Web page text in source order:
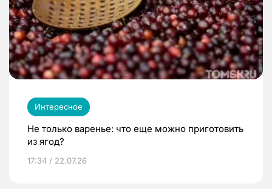
Интересное
Не только варенье: что еще можно приготовить
из ягод?
17:34 / 22.07.26